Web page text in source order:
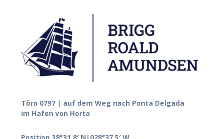
Törn 0797 | auf dem Weg nach Ponta Delgada
im Hafen von Horta